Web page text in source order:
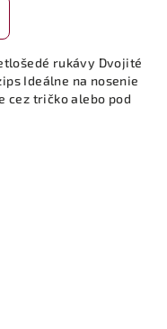
rukávy Dvojité
Ideálne na nosenie
cez tričko alebo pod